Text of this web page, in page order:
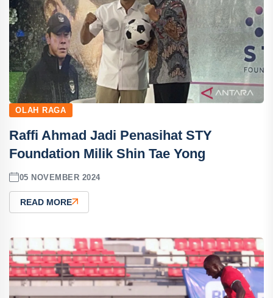
OLAH RAGA
Raffi Ahmad Jadi Penasihat STY
Foundation Milik Shin Tae Yong
05 NOVEMBER 2024
READ MORE